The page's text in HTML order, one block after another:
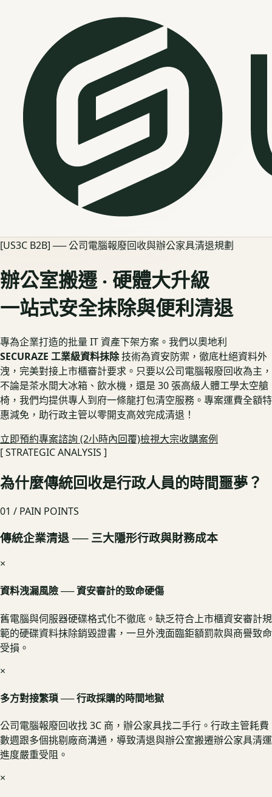
[US3C B2B] ── 公司電腦報廢回收與辦公家具清退規劃
辦公室搬遷 ‧ 硬體大升級
一站式安全抹除與便利清退
專為企業打造的批量 IT 資產下架方案。我們以奧地利
SECURAZE 工業級資料抹除技術為資安防禦，徹底杜絕資料外
洩，完美對接上市櫃審計要求。只要以公司電腦報廢回收為主，
不論是茶水間大冰箱、飲水機，還是 30 張高級人體工學太空艙
椅，我們均提供專人到府一條龍打包清空服務。專案運費全額特
惠減免，助行政主管以零開支高效完成清退！
立即預約專案諮詢 (2小時內回覆)檢視大宗收購案例
[ STRATEGIC ANALYSIS ]
為什麼傳統回收是行政人員的時間噩夢？
01 / PAIN POINTS
傳統企業清退 ── 三大隱形行政與財務成本
×
資料洩漏風險 ── 資安審計的致命硬傷
舊電腦與伺服器硬碟格式化不徹底。缺乏符合上市櫃資安審計規
範的硬碟資料抹除銷毀證書，一旦外洩面臨鉅額罰款與商譽致命
受損。
×
多方對接繁瑣 ── 行政採購的時間地獄
公司電腦報廢回收找 3C 商，辦公家具找二手行。行政主管耗費
數週跟多個挑剔廠商溝通，導致清退與辦公室搬遷辦公家具清運
進度嚴重受阻。
×